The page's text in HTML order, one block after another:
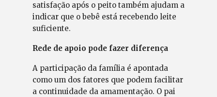
satisfação após o peito também ajudam a
indicar que o bebê está recebendo leite
suficiente.
Rede de apoio pode fazer diferença
A participação da família é apontada
como um dos fatores que podem facilitar
a continuidade da amamentação. O pai